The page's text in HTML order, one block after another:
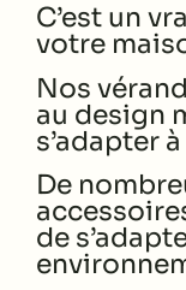
C’est un
votre
Nos
au design
s’adapter
De
de